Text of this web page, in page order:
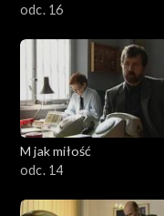
odc. 16
M jak miłość
odc. 14